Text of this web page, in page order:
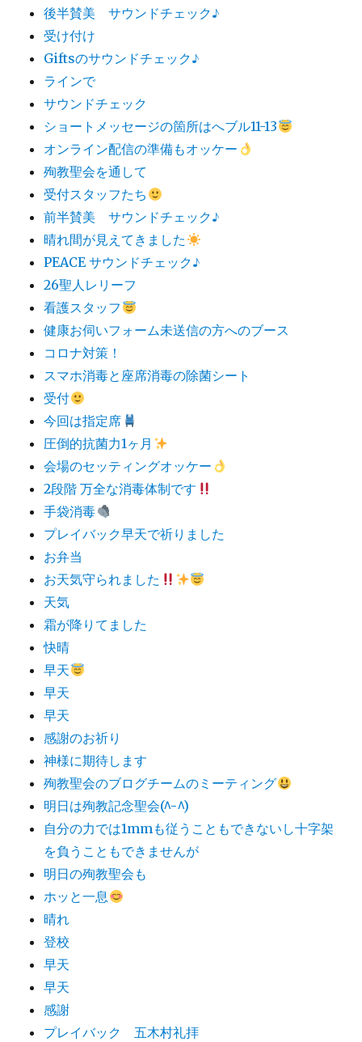
後半賛美 サウンドチェック♪
受け付け
Giftsのサウンドチェック♪
ラインで
サウンドチェック
ショートメッセージの箇所はへブル11-13
オンライン配信の準備もオッケー
殉教聖会を通して
受付スタッフたち
前半賛美 サウンドチェック♪
晴れ間が見えてきました
PEACE サウンドチェック♪
26聖人レリーフ
看護スタッフ
健康お伺いフォーム未送信の方へのブース
コロナ対策！
スマホ消毒と座席消毒の除菌シート
受付
今回は指定席
圧倒的抗菌力1ヶ月
会場のセッティングオッケー
2段階 万全な消毒体制です
手袋消毒
プレイバック早天で祈りました
お弁当
お天気守られました
天気
霜が降りてました
快晴
早天
早天
早天
感謝のお祈り
神様に期待します
殉教聖会のブログチームのミーティング
明日は殉教記念聖会(^-^)
自分の力では1mmも従うこともできないし十字架
を負うこともできませんが
明日の殉教聖会も
ホッと一息
晴れ
登校
早天
早天
感謝
プレイバック 五木村礼拝